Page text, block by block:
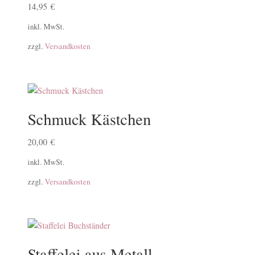
14,95 €
inkl. MwSt.
zzgl. Versandkosten
Schmuck Kästchen
20,00 €
inkl. MwSt.
zzgl. Versandkosten